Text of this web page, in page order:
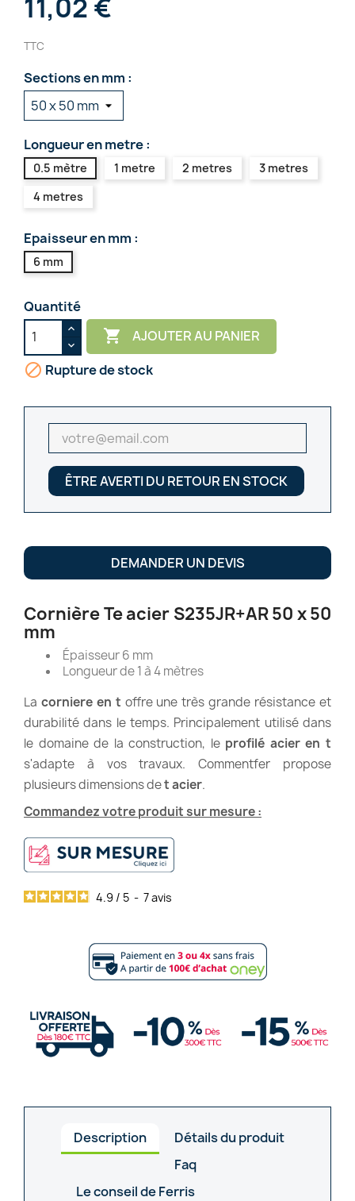
11,02 €
TTC
Sections en mm :
Longueur en metre :
0.5 mètre 1 metre 2 metres
3 metres
4 metres
Epaisseur en mm :
6 mm
Quantité
 AJOUTER AU PANIER
 Rupture de stock
ÊTRE AVERTI DU RETOUR EN STOCK
DEMANDER UN DEVIS
Cornière Te acier S235JR+AR 50 x 50
mm
Épaisseur 6 mm
Longueur de 1 à 4 mètres
La corniere en t offre une très grande résistance et
durabilité dans le temps. Principalement utilisé dans
le domaine de la construction, le profilé acier en t
s'adapte à vos travaux. Commentfer propose
plusieurs dimensions det acier.
Commandez votre produit sur mesure :
4.9 / 5 - 7avis
Description
Détails du produit
Faq
Le conseil de Ferris